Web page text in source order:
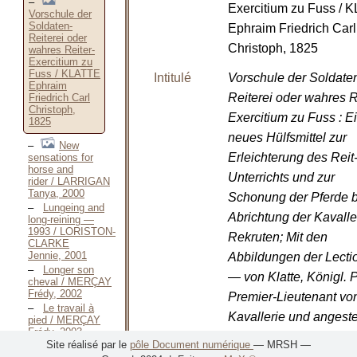
Vorschule der
Soldaten-
Reiterei oder
wahres Reiter-
Exercitium zu
Fuss / KLATTE
Ephraim
Friedrich Carl
Christoph,
1825
New
sensations for
horse and
rider / LARRIGAN
Tanya, 2000
Lungeing and
long-reining —
1993 / LORISTON-
CLARKE
Jennie, 2001
Longer son
cheval / MERÇAY
Frédy, 2002
Le travail à
pied / MERÇAY
Frédy, 2003
Les longues
Exercitium zu Fuss /
Ephraim Friedrich Carl
Christoph, 1825
Intitulé
Vorschule der
Reiterei oder wahres
Exercitium zu Fuss :
neues Hülfsmittel zur
Erleichterung des Reit-
Unterrichts und zur
Schonung der Pferde
Abrichtung der
Rekruten; Mit den
Abbildungen der
— von Klatte, Königl.
Premier-Lieutenant
Kavallerie und
Site réalisé par le pôle Document numérique — MRSH —